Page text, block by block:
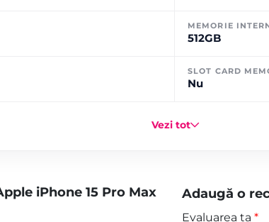
MEMORIE
512GB
SLOT CARD
Nu
Vezi tot
iPhone 15 Pro Max
Adaugă o
Evaluarea ta *